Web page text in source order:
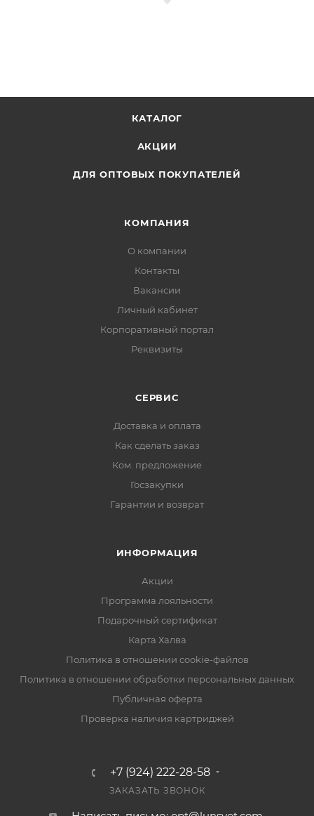
КАТАЛОГ
АКЦИИ
ДЛЯ ОПТОВЫХ ПОКУПАТЕЛЕЙ
КОМПАНИЯ
О компании
Контакты
Вакансии
Личный кабинет
Корпоративный портал
Реквизиты
СЕРВИС
Доставка и оплата
Как сделать заказ
Ком. предложение
Госзакупки
Гарантии и возврат
ИНФОРМАЦИЯ
Акции
Программа лояльности
Подарочный сертификат
Карта Халва
Политика в отношении cookie-файлов
Политика в отношении обработки персональных данных
Публичная оферта
Проверка наличия картриджей
+7 (924) 222-28-58
ЗАКАЗАТЬ ЗВОНОК